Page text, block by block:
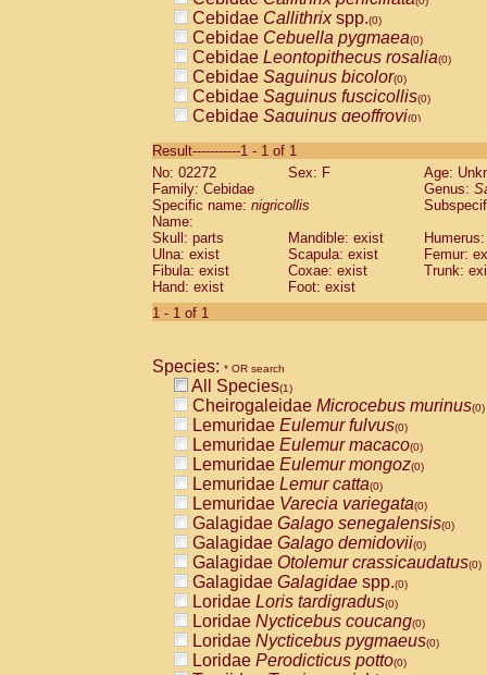
Cebidae Callithrixspp.(0)
Cebidae Cebuella pygmaea(0)
Cebidae Leontopithecus rosalia(0)
Cebidae Saguinus bicolor(0)
Cebidae Saguinus fuscicollis(0)
Cebidae Saguinus geoffroyi(0)
CebidaeSaguinus labiatus(0)
Cebidae Saguinus leucopus (0)
Cebidae
CebidaeSaguinus mystax
Cebidae Saguinus nigricollis (1)
Cebidae Saguinus oedipus
Cebidae Saguinus weddelli
Cebidae Saguinusspp.
Cebidae
CebidaeCebus capucinus
CebidaeCebus nigrivittatus
CebidaeCebus spp.(0)
CebidaeSaimiri boliviensis(0)
CebidaeSaimiri sciureus(0)
AtelidaeAlouatta caraya(0)
AtelidaeAlouatta fusca(0)
AtelidaeAlouatta seniculus(0)
AtelidaeAlouattaspp.(0)
AtelidaeAteles belzebuth(0)
AtelidaeAteles geoffroyi(0)
AtelidaeAteles paniscus(0)
AtelidaeAtelesspp.(0)
AtelidaeLagothrix lagothricha(0)
AtelidaeLagothrix lagothricha cana
PitheciidaeCacajao calvus
Result-----------1 - 1 of 1
No: 02272
Sex: F
Age:
Family: Cebidae
Genus:
Specific name: nigricollis
Name:
Skull: parts
Mandible: exist
Ulna: exist
Scapula: exist
Femur:
Fibula: exist
Coxae: exist
Trunk:
Hand: exist
Foot: exist
1 - 1 of 1
Species: * OR search
All Species(1)
Cheirogaleidae Microcebus murinus(0)
Lemuridae Eulemur fulvus(0)
Lemuridae Eulemur macaco(0)
Lemuridae Eulemur mongoz(0)
Lemuridae Lemur catta(0)
Lemuridae Varecia variegata(0)
Galagidae Galago senegalensis(0)
Galagidae Galago demidovii(0)
Galagidae Otolemur crassicaudatus(0)
Galagidae Galagidae spp.(0)
Loridae Loris tardigradus(0)
Loridae Nycticebus coucang(0)
Loridae Nycticebus pygmaeus(0)
Loridae Perodicticus potto(0)